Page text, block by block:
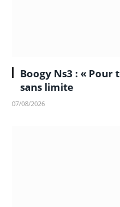
Boogy Ns3 : «
sans limite
07/08/2026